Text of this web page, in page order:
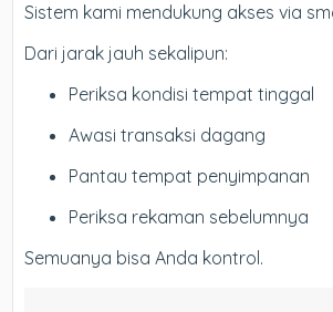
Sistem kami mendukung akses via
Dari jarak jauh sekalipun:
Periksa kondisi tempat tinggal
Awasi transaksi dagang
Pantau tempat penyimpanan
Periksa rekaman sebelumnya
Semuanya bisa Anda kontrol.